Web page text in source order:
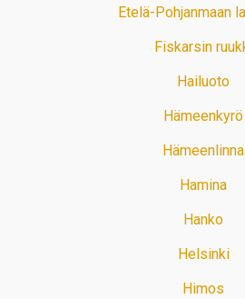
Etelä-Pohjanmaan
Fiskarsin
Hailuoto
Hämeenkyrö
Hämeenlinna
Hamina
Hanko
Helsinki
Himos